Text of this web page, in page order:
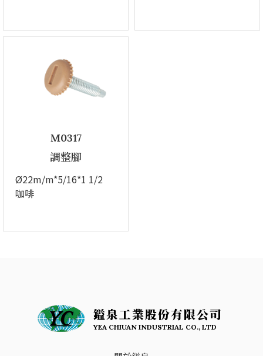
M0317
調整腳
Ø22m/m*5/16*1 1/2
咖啡
鎰泉工業股份有限公司
YEA CHIUAN INDUSTRIAL CO., LTD